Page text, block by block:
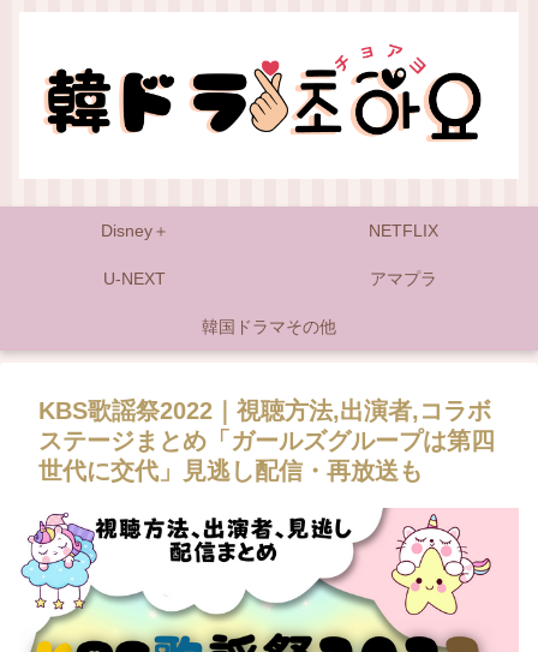
Disney＋ NETFLIX
U-NEXT アマプラ
韓国ドラマその他
KBS歌謡祭2022｜視聴方法,出演者,コラボ
ステージまとめ「ガールズグループは第四
世代に交代」見逃し配信・再放送も